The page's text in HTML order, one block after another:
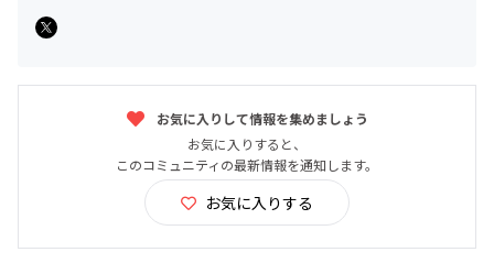
お気に入りして情報を集めましょう
お気に入りすると、
このコミュニティの最新情報を通知します。
お気に入りする